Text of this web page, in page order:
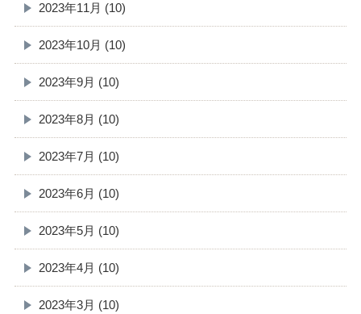
2023年11月 (10)
2023年10月 (10)
2023年9月 (10)
2023年8月 (10)
2023年7月 (10)
2023年6月 (10)
2023年5月 (10)
2023年4月 (10)
2023年3月 (10)